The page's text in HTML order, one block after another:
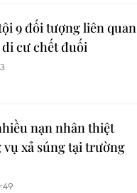
9 đối tượng liên quan
cư chết đuối
nạn nhân thiệt
xả súng tại trường